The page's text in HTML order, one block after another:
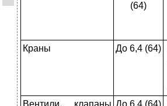
(64)
Краны
До 6,4 (64)